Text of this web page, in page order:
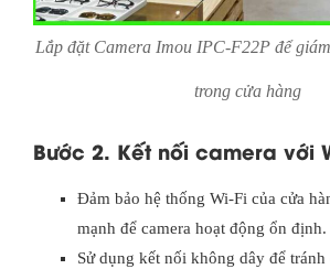
Lắp đặt Camera Imou IPC-F22P để
trong cửa hàng
Bước 2. Kết nối camera với
Đảm bảo hệ thống Wi-Fi của cửa
mạnh để camera hoạt động ổn định.
Sử dụng kết nối không dây để tránh